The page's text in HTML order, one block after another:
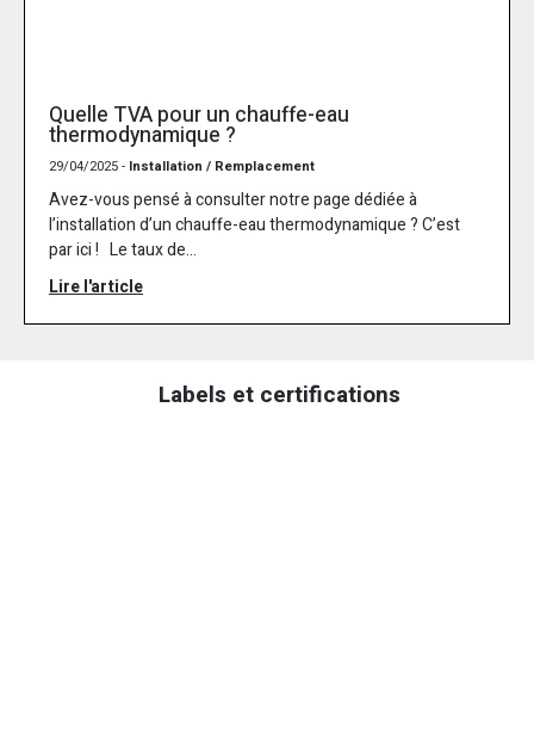
Quelle TVA pour un chauffe-eau
thermodynamique ?
29/04/2025 - Installation / Remplacement
Avez-vous pensé à consulter notre page dédiée à
l’installation d’un chauffe-eau thermodynamique ? C’est
par ici ! Le taux de...
Lire l'article
Labels et certifications